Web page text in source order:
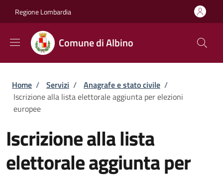
Regione Lombardia
Comune di Albino
Briciole di pane
Home / Servizi / Anagrafe e stato civile /
Iscrizione alla lista elettorale aggiunta per elezioni
europee
Iscrizione alla lista
elettorale aggiunta per